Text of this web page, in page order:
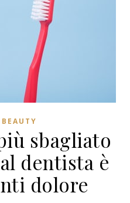
sbagliato
dentista è
dolore